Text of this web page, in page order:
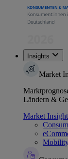
Insights
Market
Ländern &
Market